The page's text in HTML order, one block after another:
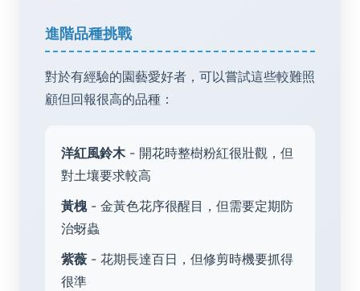
進階品種挑戰
對於有經驗的園藝愛好者，可以嘗試這些較難照
顧但回報很高的品種：
洋紅風鈴木- 開花時整樹粉紅很壯觀，但
對土壤要求較高
黃槐- 金黃色花序很醒目，但需要定期防
治蚜蟲
紫薇 - 花期長達百日，但修剪時機要抓得
很準